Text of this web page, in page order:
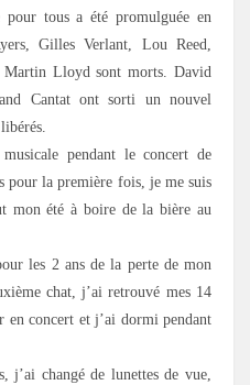
tous a été promulguée en
Gilles Verlant, Lou Reed,
Martin Lloyd sont morts. David
Cantat ont sorti un nouvel
pendant le concert de
pour la première fois, je me suis
mon été à boire de la bière au
les 2 ans de la perte de mon
chat, j’ai retrouvé mes 14
concert et j’ai dormi pendant
j’ai changé de lunettes de vue,